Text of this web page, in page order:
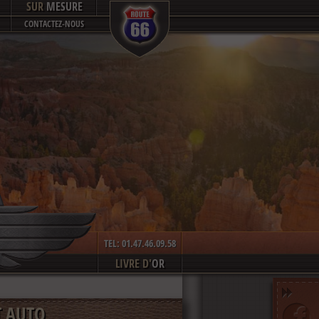
SURMESURE
CONTACTEZ-NOUS
TEL: 01.47.46.09.58
LIVRE D'OR